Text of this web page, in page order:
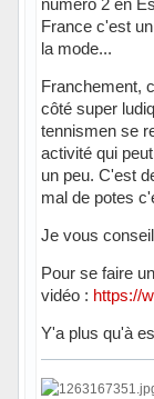
France c'est
la mode...
Franchement,
côté super
tennismen se
activité qui
un peu. C'est
mal de potes
Je vous
Pour se faire
vidéo : https://
Y'a plus qu'à